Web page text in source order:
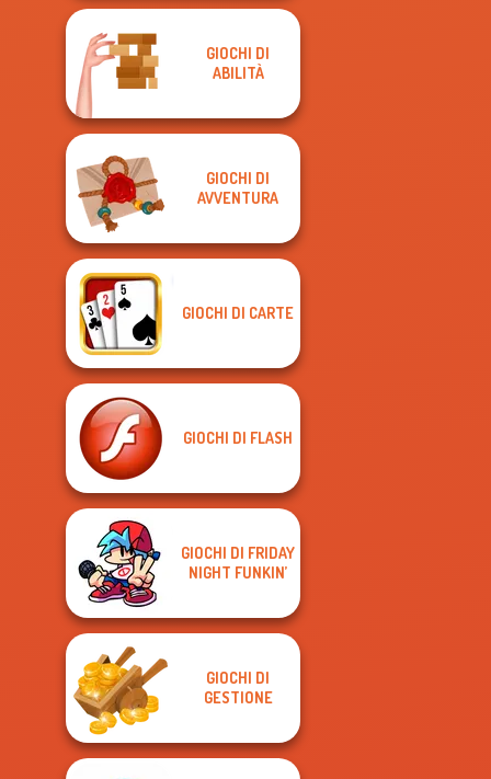
GIOCHI DI
ABILITÀ
GIOCHI DI
AVVENTURA
GIOCHI DI CARTE
GIOCHI DI FLASH
GIOCHI DI FRIDAY
NIGHT FUNKIN’
GIOCHI DI
GESTIONE